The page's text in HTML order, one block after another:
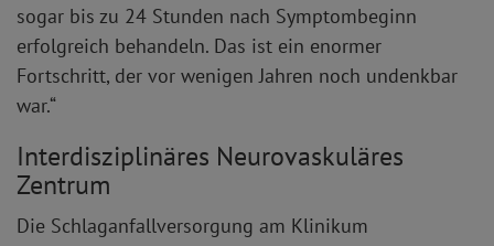
sogar bis zu 24 Stunden nach Symptombeginn
erfolgreich behandeln. Das ist ein enormer
Fortschritt, der vor wenigen Jahren noch undenkbar
war.“
Interdisziplinäres Neurovaskuläres
Zentrum
Die Schlaganfallversorgung am Klinikum